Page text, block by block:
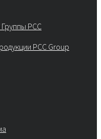
РСС
PCC Group